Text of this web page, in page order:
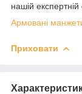
нашій експертній
Армовані
Приховати